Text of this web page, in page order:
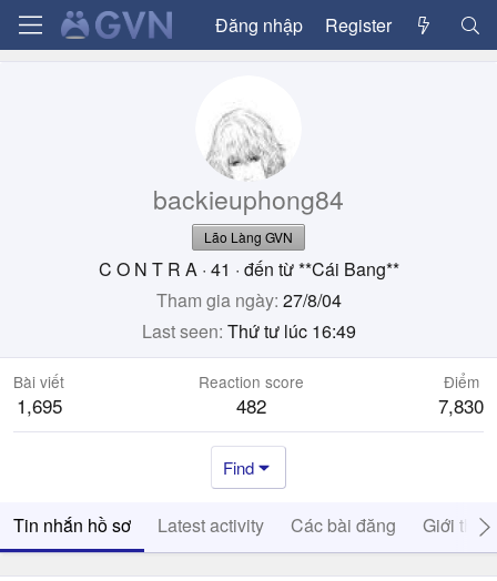
Đăng nhập Register
backieuphong84
Lão Làng GVN
C O N T R A · 41 · đến từ**Cái Bang**
Tham gia ngày 27/8/04
Last seen Thứ tư lúc 16:49
Bài viết
1,695
Reaction score
482
Điểm
7,830
Find
Tin nhắn hồ sơ Latest activity Các bài đăng Giới thiệu